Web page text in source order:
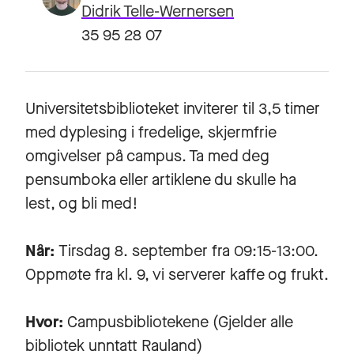
Didrik Telle-Wernersen
35 95 28 07
Universitetsbiblioteket inviterer til 3,5 timer
med dyplesing i fredelige, skjermfrie
omgivelser på campus. Ta med deg
pensumboka eller artiklene du skulle ha
lest, og bli med!
Når: Tirsdag 8. september fra 09:15-13:00.
Oppmøte fra kl. 9, vi serverer kaffe og frukt.
Hvor: Campusbibliotekene (Gjelder alle
bibliotek unntatt Rauland)